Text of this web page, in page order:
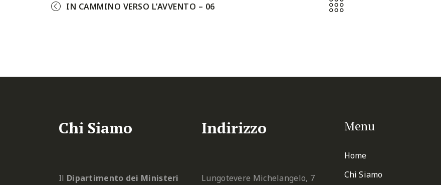
IN CAMMINO VERSO L’AVVENTO – 06
Chi Siamo
Il Dipartimento dei Ministeri
Indirizzo
Lungotevere Michelangelo, 7
Menu
Home
Chi Siamo